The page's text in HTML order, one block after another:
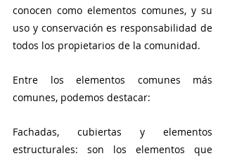
conocen como elementos comunes, y su
uso y conservación es responsabilidad de
todos los propietarios de la comunidad.
Entre los elementos comunes más
comunes, podemos destacar:
Fachadas, cubiertas y elementos
estructurales: son los elementos que